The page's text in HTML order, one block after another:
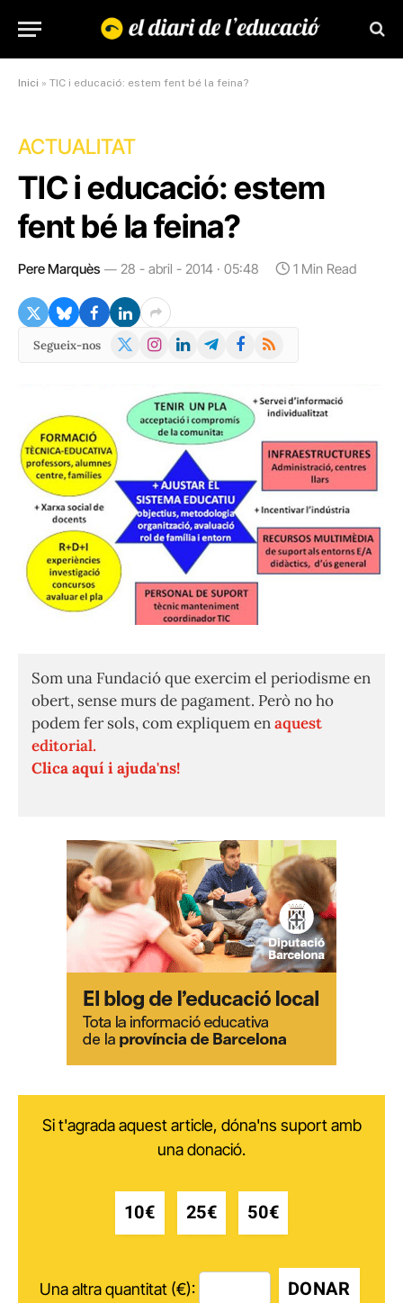
Inici » TIC i educació: estem fent bé la feina?
ACTUALITAT
TIC i educació: estem
fent bé la feina?
Pere Marquès 28 - abril - 2014 · 05:48 1 Min Read
Segueix-nos
X
Instagram
LinkedInTelegramFacebook
RSS
Som una Fundació que exercim el periodisme en
obert, sense murs de pagament. Però no ho
podem fer sols, com expliquem enaquest
editorial.
Clica aquí i ajuda'ns!
Si t'agrada aquest article, dóna'ns suport amb
una donació.
10€ 25€ 50€
Una altra quantitat (€): DONAR